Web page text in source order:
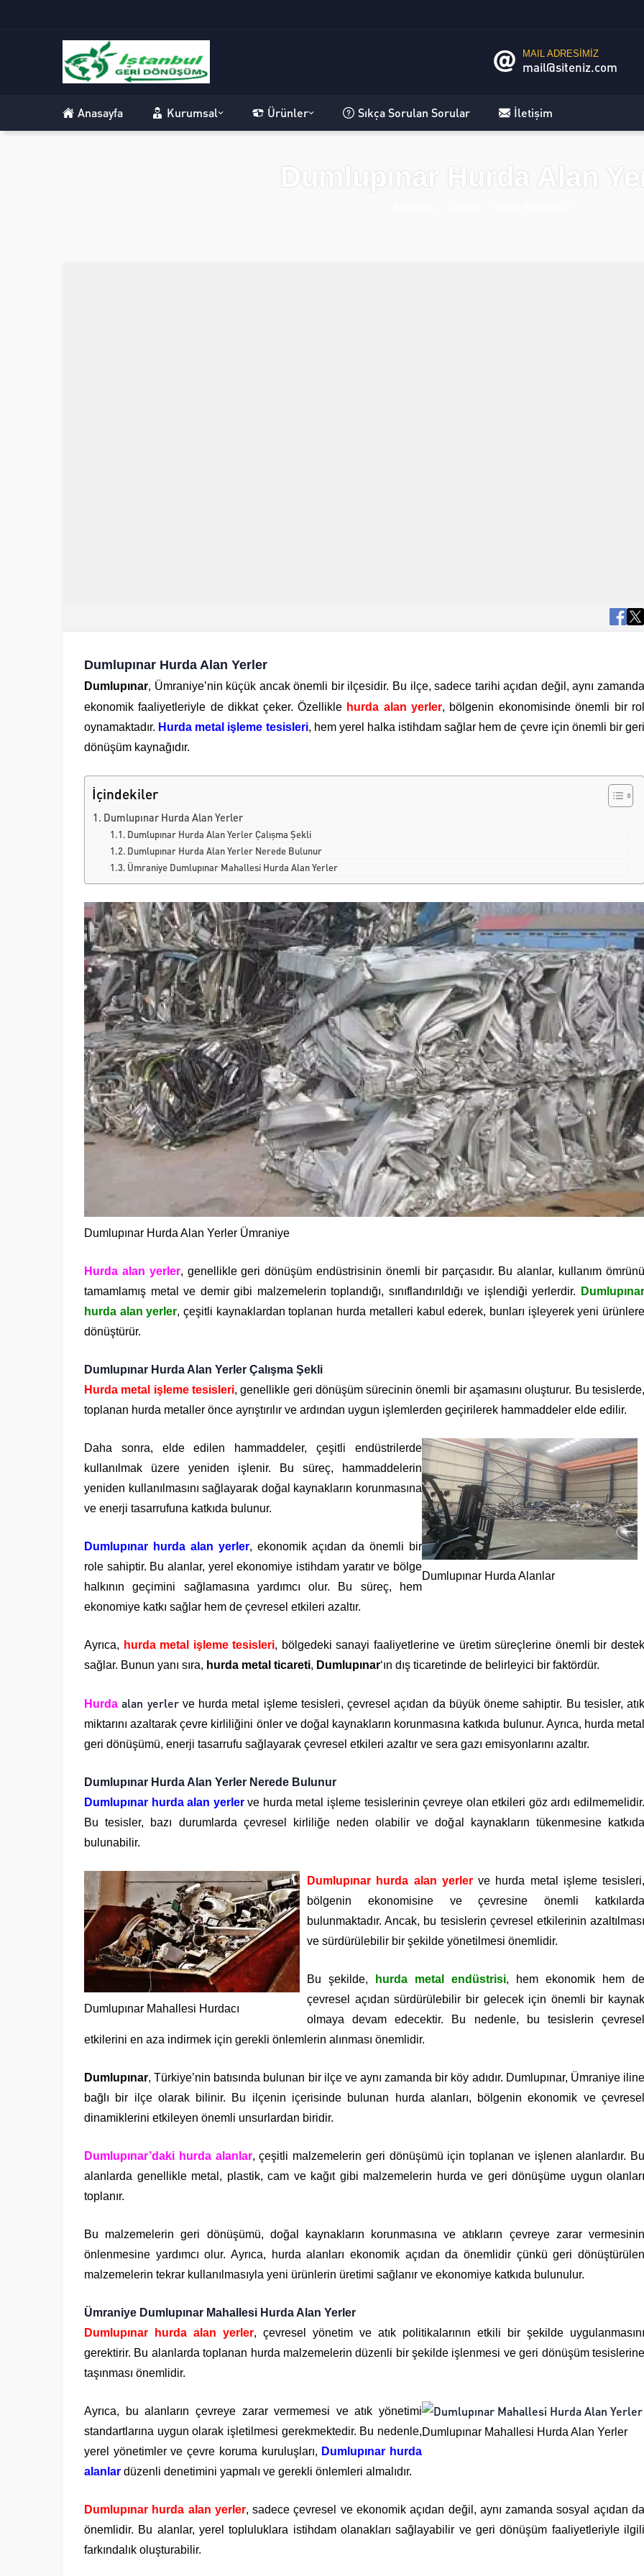
MAIL ADRESİMİZ
mail@siteniz.com
Anasayfa Kurumsal Ürünler Sıkça Sorulan Sorular İletişim
Dumlupınar Hurda Alan
Dumlupınar Hurda Alan Yerler
Dumlupınar, Ümraniye’nin küçük ancak önemli bir ilçesidir. Bu ilçe, sadece tarihi açıdan değil, aynı zamanda
ekonomik faaliyetleriyle de dikkat çeker. Özellikle hurda alan yerler, bölgenin ekonomisinde önemli bir
oynamaktadır. Hurda metal işleme tesisleri, hem yerel halka istihdam sağlar hem de çevre için önemli bir geri
dönüşüm kaynağıdır.
İçindekiler
Dumlupınar Hurda Alan Yerler
Dumlupınar Hurda Alan Yerler Çalışma Şekli
Dumlupınar Hurda Alan Yerler Nerede Bulunur
Ümraniye Dumlupınar Mahallesi Hurda Alan Yerler
Dumlupınar Hurda Alan Yerler Ümraniye
Hurda alan yerler, genellikle geri dönüşüm endüstrisinin önemli bir parçasıdır. Bu alanlar, kullanım
tamamlamış metal ve demir gibi malzemelerin toplandığı, sınıflandırıldığı ve işlendiği yerlerdir.
Dumlupınar
hurda alan yerler, çeşitli kaynaklardan toplanan hurda metalleri kabul ederek, bunları işleyerek yeni
dönüştürür.
Dumlupınar Hurda Alan Yerler Çalışma Şekli
Hurda metal işleme tesisleri, genellikle geri dönüşüm sürecinin önemli bir aşamasını oluşturur. Bu
toplanan hurda metaller önce ayrıştırılır ve ardından uygun işlemlerden geçirilerek hammaddeler elde edilir.
Dumlupınar Hurda Alanlar
Daha sonra, elde edilen hammaddeler, çeşitli endüstrilerde
kullanılmak üzere yeniden işlenir. Bu süreç, hammaddelerin
yeniden kullanılmasını sağlayarak doğal kaynakların korunmasına
ve enerji tasarrufuna katkıda bulunur.
Dumlupınar hurda alan yerler, ekonomik açıdan da önemli bir
role sahiptir. Bu alanlar, yerel ekonomiye istihdam yaratır ve bölge
halkının geçimini sağlamasına yardımcı olur. Bu süreç, hem
ekonomiye katkı sağlar hem de çevresel etkileri azaltır.
Ayrıca, hurda metal işleme tesisleri, bölgedeki sanayi faaliyetlerine ve üretim süreçlerine önemli bir
sağlar. Bunun yanı sıra, hurda metal ticareti, Dumlupınar‘ın dış ticaretinde de belirleyici bir faktördür.
Hurdaalan yerlerve hurda metal işleme tesisleri, çevresel açıdan da büyük öneme sahiptir. Bu tesisler, atık
miktarını azaltarak çevre kirliliğini önler ve doğal kaynakların korunmasına katkıda bulunur. Ayrıca, hurda metal
geri dönüşümü, enerji tasarrufu sağlayarak çevresel etkileri azaltır ve sera gazı emisyonlarını azaltır.
Dumlupınar Hurda Alan Yerler Nerede Bulunur
Dumlupınar hurda alan yerlerve hurda metal işleme tesislerinin çevreye olan etkileri göz ardı
Bu tesisler, bazı durumlarda çevresel kirliliğe neden olabilir ve doğal kaynakların tükenmesine katkıda
bulunabilir.
Dumlupınar Mahallesi Hurdacı
Dumlupınar hurda alan yerlerve hurda metal işleme tesisleri,
bölgenin ekonomisine ve çevresine önemli katkılarda
bulunmaktadır. Ancak, bu tesislerin çevresel etkilerinin azaltılması
ve sürdürülebilir bir şekilde yönetilmesi önemlidir.
Bu şekilde, hurda metal endüstrisi, hem ekonomik hem de
çevresel açıdan sürdürülebilir bir gelecek için önemli bir kaynak
olmaya devam edecektir. Bu nedenle, bu tesislerin çevresel
etkilerini en aza indirmek için gerekli önlemlerin alınması önemlidir.
Dumlupınar, Türkiye’nin batısında bulunan bir ilçe ve aynı zamanda bir köy adıdır. Dumlupınar, Ümraniye iline
bağlı bir ilçe olarak bilinir. Bu ilçenin içerisinde bulunan hurda alanları, bölgenin ekonomik ve çevresel
dinamiklerini etkileyen önemli unsurlardan biridir.
Dumlupınar’daki hurda alanlar, çeşitli malzemelerin geri dönüşümü için toplanan ve işlenen alanlardır. Bu
alanlarda genellikle metal, plastik, cam ve kağıt gibi malzemelerin hurda ve geri dönüşüme uygun olanları
toplanır.
Bu malzemelerin geri dönüşümü, doğal kaynakların korunmasına ve atıkların çevreye zarar vermesinin
önlenmesine yardımcı olur. Ayrıca, hurda alanları ekonomik açıdan da önemlidir çünkü geri dönüştürülen
malzemelerin tekrar kullanılmasıyla yeni ürünlerin üretimi sağlanır ve ekonomiye katkıda bulunulur.
Ümraniye Dumlupınar Mahallesi Hurda Alan Yerler
Dumlupınar hurda alan yerler, çevresel yönetim ve atık politikalarının etkili bir şekilde uygulanmasını
gerektirir. Bu alanlarda toplanan hurda malzemelerin düzenli bir şekilde işlenmesi ve geri dönüşüm tesislerine
taşınması önemlidir.
Dumlupınar Mahallesi Hurda Alan Yerler
Ayrıca, bu alanların çevreye zarar vermemesi ve atık yönetimi
standartlarına uygun olarak işletilmesi gerekmektedir. Bu nedenle,
yerel yönetimler ve çevre koruma kuruluşları, Dumlupınar hurda
alanlar düzenli denetimini yapmalı ve gerekli önlemleri almalıdır.
Dumlupınar hurda alan yerler, sadece çevresel ve ekonomik açıdan değil, aynı zamanda sosyal açıdan
önemlidir. Bu alanlar, yerel topluluklara istihdam olanakları sağlayabilir ve geri dönüşüm faaliyetleriyle ilgili
farkındalık oluşturabilir.